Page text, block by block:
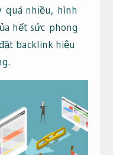
quá nhiều, hình
hết sức phong
backlink hiệu
.